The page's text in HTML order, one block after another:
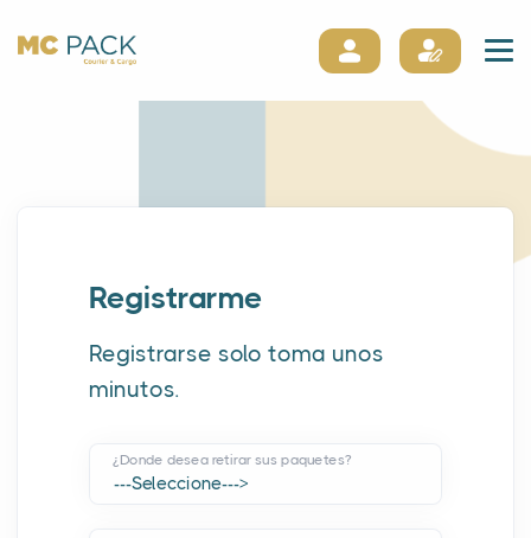
Registrarme
Registrarse solo toma unos
minutos.
¿Donde desea retirar sus paquetes?